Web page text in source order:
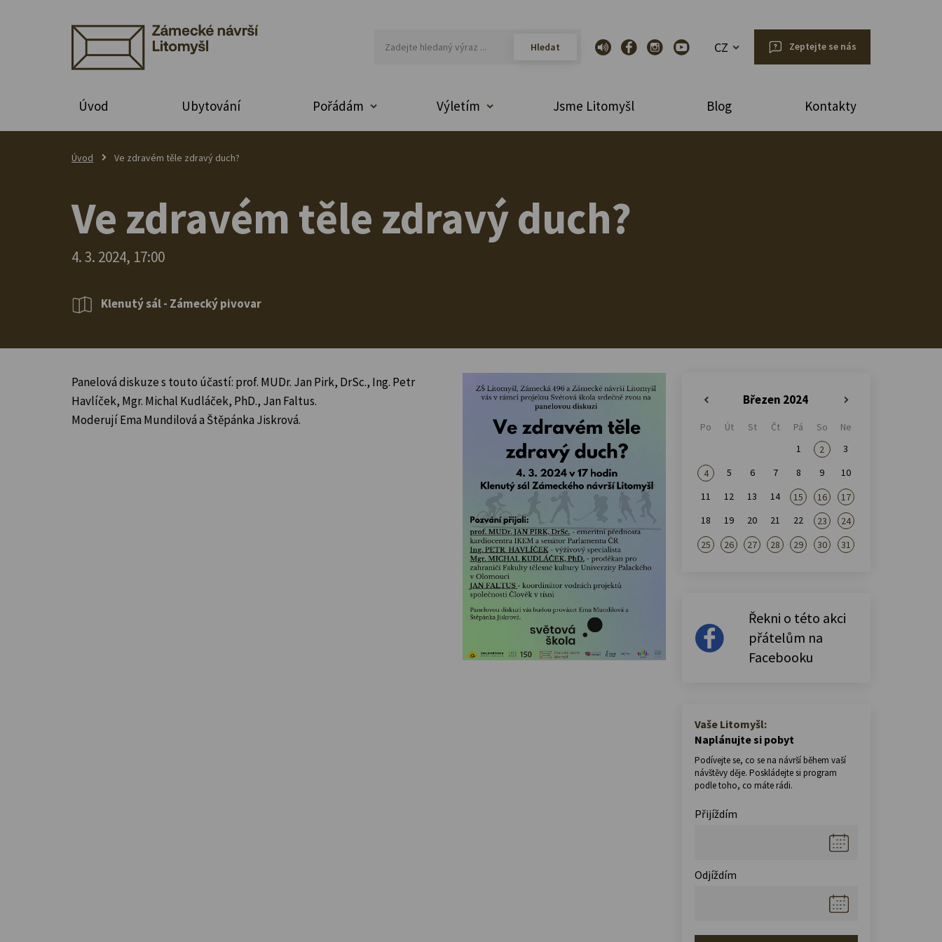
CZ Zeptejte se nás
Úvod Ubytování Pořádám Výletím Jsme Litomyšl Blog Kontakty
Úvod Ve zdravém těle zdravý duch?
Ve zdravém těle zdravý duch?
4. 3. 2024, 17:00
Klenutý sál - Zámecký pivovar
Panelová diskuze s touto účastí: prof. MUDr. Jan Pirk, DrSc., Ing. Petr
Havlíček, Mgr. Michal Kudláček, PhD., Jan Faltus.
Moderují Ema Mundilová a Štěpánka Jiskrová.
Březen 2024
Po Út St Čt Pá So
Ne
1
2
3
4
5 6 7 8 9
10
11
12 13 14 15 16
17
18
19 20 21 22 23
24
25
26 27 28 29 30 31
Řekni o této akci
přátelům na
Facebooku
Vaše Litomyšl:
Naplánujte si pobyt
Podívejte se, co se na návrší během vaší
návštěvy děje. Poskládejte si program
podle toho, co máte rádi.
Přijíždím
Odjíždím